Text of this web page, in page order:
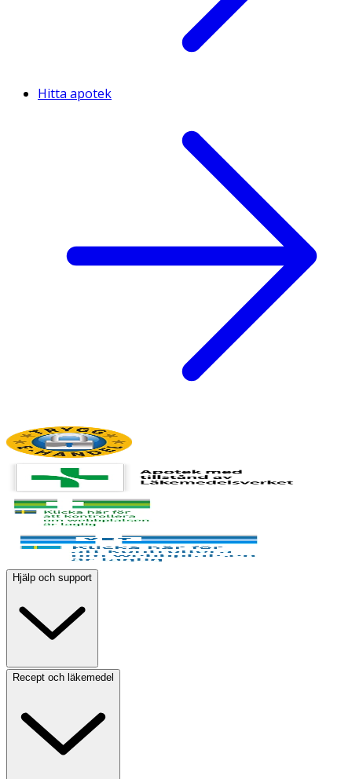
Hitta apotek
Hjälp och support
Recept och läkemedel